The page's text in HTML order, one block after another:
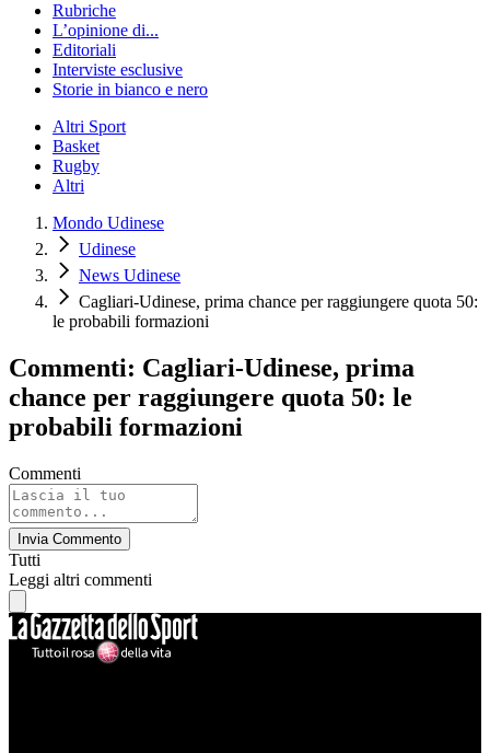
Rubriche
L’opinione di...
Editoriali
Interviste esclusive
Storie in bianco e nero
Altri Sport
Basket
Rugby
Altri
Mondo Udinese
Udinese
News Udinese
Cagliari-Udinese, prima chance per raggiungere quota 50:
le probabili formazioni
Commenti: Cagliari-Udinese, prima
chance per raggiungere quota 50: le
probabili formazioni
Commenti
Invia Commento
Tutti
Leggi altri commenti